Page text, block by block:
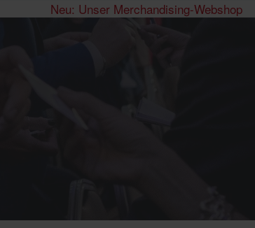
Neu: Unser Merchandising-Webshop